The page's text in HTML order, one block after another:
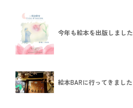
今年も絵本を出版しました
絵本BARに行ってきました